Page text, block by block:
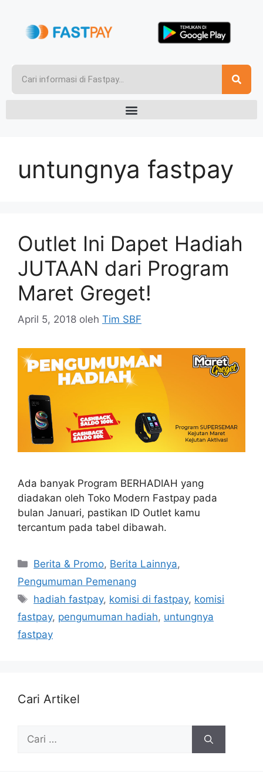
untungnya fastpay
Outlet Ini Dapet Hadiah
JUTAAN dari Program
Maret Greget!
April 5, 2018 oleh Tim SBF
Ada banyak Program BERHADIAH yang
diadakan oleh Toko Modern Fastpay pada
bulan Januari, pastikan ID Outlet kamu
tercantum pada tabel dibawah.
Berita & Promo, Berita Lainnya,
Pengumuman Pemenang
hadiah fastpay, komisi di fastpay, komisi
fastpay, pengumuman hadiah, untungnya
fastpay
Cari Artikel